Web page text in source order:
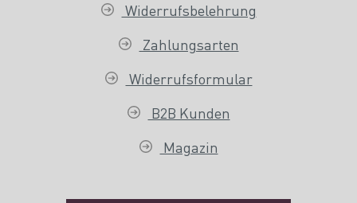
Widerrufsbelehrung
Zahlungsarten
Widerrufsformular
B2B Kunden
Magazin